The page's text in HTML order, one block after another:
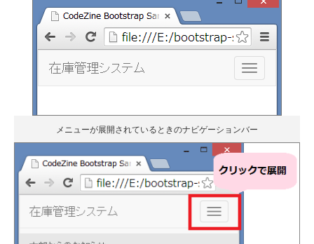
メニューが展開されているときのナビゲーションバー